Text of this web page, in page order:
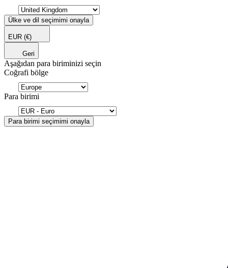
Ülke ve dil seçimimi onayla
EUR (€)
Geri
Aşağıdan para biriminizi seçin
Coğrafi bölge
Para birimi
Para birimi seçimimi onayla